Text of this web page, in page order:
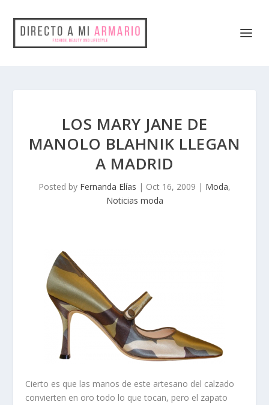
LOS MARY JANE DE
MANOLO BLAHNIK LLEGAN
A MADRID
Posted by Fernanda Elías | Oct 16, 2009 | Moda,
Noticias moda
Cierto es que las manos de este artesano del calzado
convierten en oro todo lo que tocan, pero el zapato